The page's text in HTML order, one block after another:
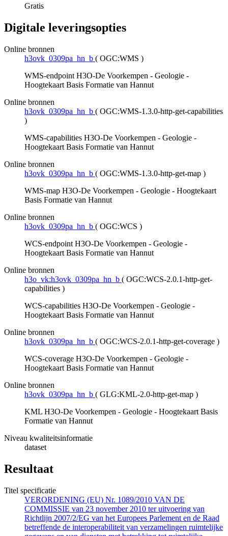
Gratis
Digitale leveringsopties
Online bronnen
h3ovk_0309pa_hn_b ( OGC:WMS )
WMS-endpoint H3O-De Voorkempen - Geologie -
Hoogtekaart Basis Formatie van Hannut
Online bronnen
h3ovk_0309pa_hn_b ( OGC:WMS-1.3.0-http-get-capabilities
)
WMS-capabilities H3O-De Voorkempen - Geologie -
Hoogtekaart Basis Formatie van Hannut
Online bronnen
h3ovk_0309pa_hn_b ( OGC:WMS-1.3.0-http-get-map )
WMS-map H3O-De Voorkempen - Geologie - Hoogtekaart
Basis Formatie van Hannut
Online bronnen
h3ovk_0309pa_hn_b ( OGC:WCS )
WCS-endpoint H3O-De Voorkempen - Geologie -
Hoogtekaart Basis Formatie van Hannut
Online bronnen
h3o_vk:h3ovk_0309pa_hn_b ( OGC:WCS-2.0.1-http-get-
capabilities )
WCS-capabilities H3O-De Voorkempen - Geologie -
Hoogtekaart Basis Formatie van Hannut
Online bronnen
h3ovk_0309pa_hn_b ( OGC:WCS-2.0.1-http-get-coverage )
WCS-coverage H3O-De Voorkempen - Geologie -
Hoogtekaart Basis Formatie van Hannut
Online bronnen
h3ovk_0309pa_hn_b ( GLG:KML-2.0-http-get-map )
KML H3O-De Voorkempen - Geologie - Hoogtekaart Basis
Formatie van Hannut
Niveau kwaliteitsinformatie
dataset
Resultaat
Titel specificatie
VERORDENING (EU) Nr. 1089/2010 VAN DE
COMMISSIE van 23 november 2010 ter uitvoering van
Richtlijn 2007/2/EG van het Europees Parlement en de Raad
betreffende de interoperabiliteit van verzamelingen ruimtelijke